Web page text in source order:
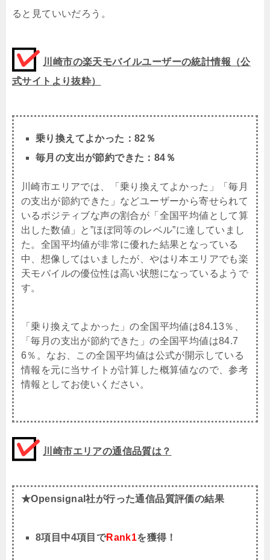
ると見ていいだろう。
川崎市の楽天モバイルユーザーの統計情報（公
式サイトより抜粋）
乗り換えてよかった：82％
毎月の支出が節約できた：84％
川崎市エリアでは、「乗り換えてよかった」「毎月
の支出が節約できた」などユーザーから寄せられて
いるポジティブな声の割合が「全国平均値として算
出した数値」と”ほぼ同等のレベル”に達していまし
た。全国平均値が非常に優れた結果となっている
中、想像してはいましたが、やはり本エリアでも楽
天モバイルの優位性は高い状態になっているようで
す。
「乗り換えてよかった」の全国平均値は84.13％、
「毎月の支出が節約できた」の全国平均値は84.7
6％。なお、この全国平均値は公式が開示している
情報を元に当サイトが計算した概算値なので、参考
情報としてお使いください。
川崎市エリアの通信品質は？
★Opensignal社が行った通信品質評価の結果
8項目中4項目でRank1を獲得！